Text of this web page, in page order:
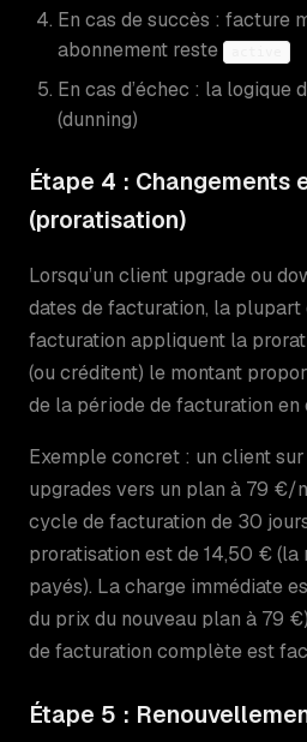
En cas de succès : facture
abonnement reste
En cas d’échec : la logique
(dunning)
Étape 4 : Changements
(proratisation)
Lorsqu’un client upgrade ou
dates de facturation, la plupart
facturation appliquent la
(ou créditent) le montant
de la période de facturation en
Exemple concret : un client
upgrades vers un plan à 79 €/
cycle de facturation de 30
proratisation est de 14,50 €
payés). La charge immédiate
du prix du nouveau plan à 79
de facturation complète est
Étape 5 :